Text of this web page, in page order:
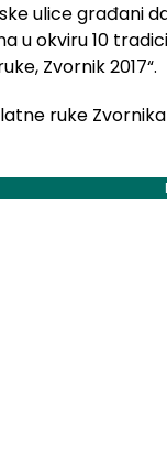
ulice građani
u okviru 10
Zvornik 2017“.